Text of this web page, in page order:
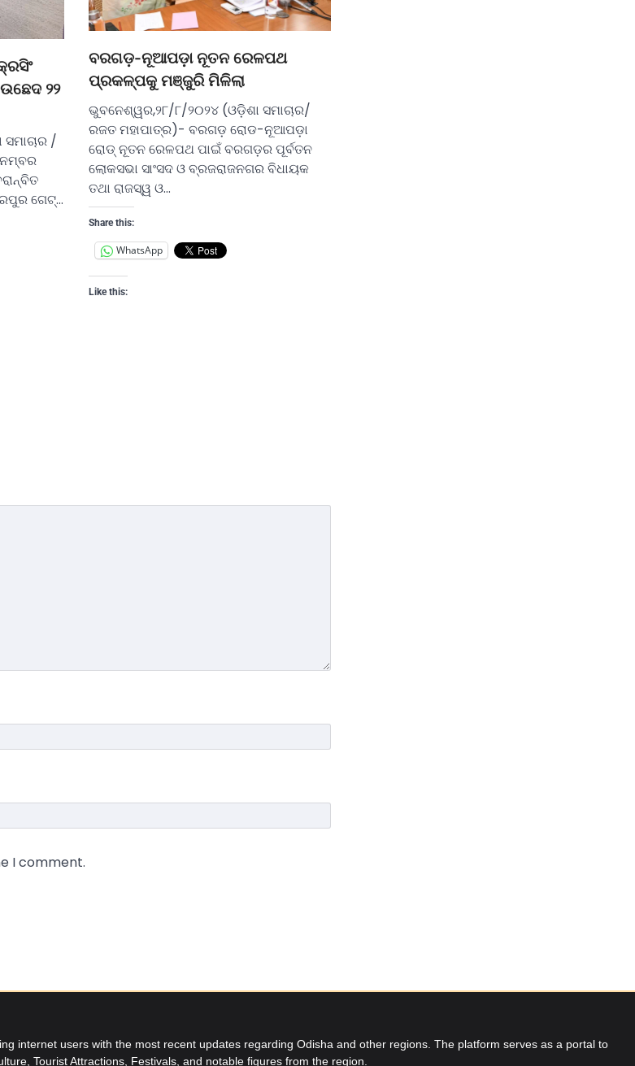
୨୨
/
ଗେଟ୍…
ବରଗଡ଼-ନୂଆପଡ଼ା ନୂତନ ରେଳପଥ
ପ୍ରକଳ୍ପକୁ ମଞ୍ଜୁରି ମିଳିଲା
ଭୁବନେଶ୍ୱର,୨୮/୮/୨୦୨୪ (ଓଡ଼ିଶା ସମାଚାର/
ରଜତ ମହାପାତ୍ର)- ବରଗଡ଼ ରୋଡ-ନୂଆପଡ଼ା
ରୋଡ୍‌ ନୂତନ ରେଳପଥ ପାଇଁ ବରଗଡ଼ର ପୂର୍ବତନ
ଲୋକସଭା ସାଂସଦ ଓ ବ୍ରଜରାଜନଗର ବିଧାୟକ
ତଥା ରାଜସ୍ୱ ଓ…
Share this:
WhatsApp
Like this:
I comment.
internet users with the most recent updates regarding Odisha and other regions. The platform serves as a portal to
Tourist Attractions, Festivals, and notable figures from the region.